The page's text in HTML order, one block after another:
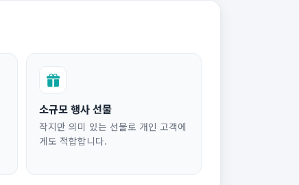
소규모 행사 선물
작지만 의미 있는 선물로 개인 고객에
게도 적합합니다.